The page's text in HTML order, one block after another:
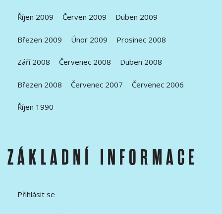
Říjen 2009 Červen 2009 Duben 2009
Březen 2009 Únor 2009 Prosinec 2008
Září 2008 Červenec 2008 Duben 2008
Březen 2008 Červenec 2007 Červenec 2006
Říjen 1990
ZÁKLADNÍ INFORMACE
Přihlásit se